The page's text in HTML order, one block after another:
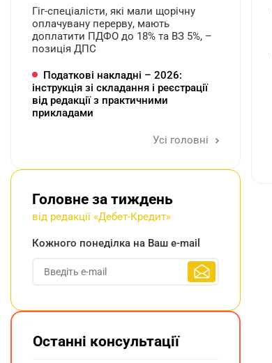
Гіг-спеціалісти, які мали щорічну
оплачувану перерву, мають
доплатити ПДФО до 18% та ВЗ 5%, –
позиція ДПС
Податкові накладні – 2026:
інструкція зі складання і реєстрації
від редакції з практичними
прикладами
Усі головні
Головне за тиждень
від редакції «Дебет-Кредит»
Кожного понеділка на Ваш e-mail
Останні консультації